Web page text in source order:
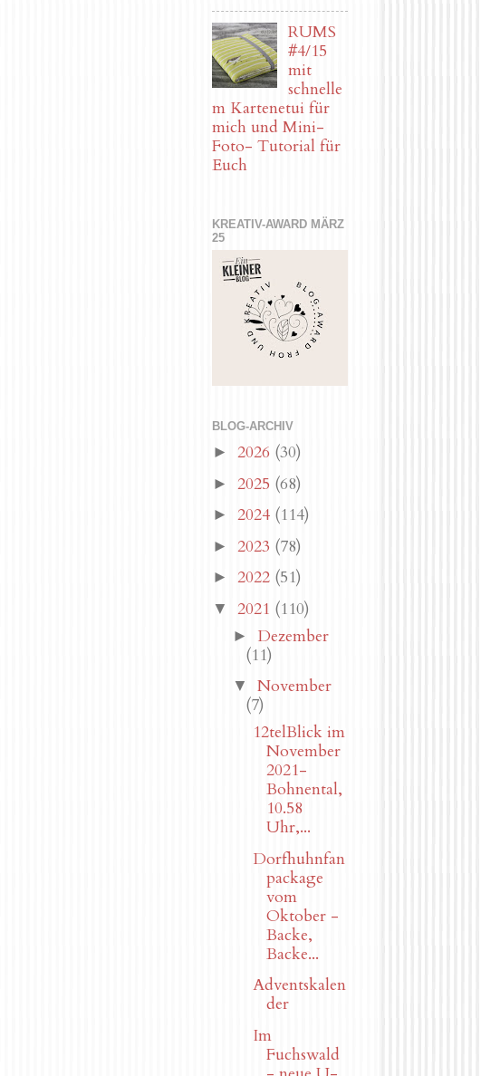
RUMS
#4/15
mit
schnelle
m Kartenetui für
mich und Mini-
Foto- Tutorial für
Euch
KREATIV-AWARD MÄRZ
25
BLOG-ARCHIV
► 2026 (30)
► 2025 (68)
► 2024 (114)
► 2023 (78)
► 2022 (51)
▼ 2021 (110)
► Dezember
(11)
▼ November
(7)
12telBlick im
November
2021-
Bohnental,
10.58
Uhr,...
Dorfhuhnfan
package
vom
Oktober -
Backe,
Backe...
Adventskalen
der
Im
Fuchswald